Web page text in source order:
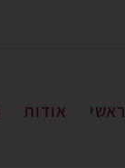
ראשי אודות